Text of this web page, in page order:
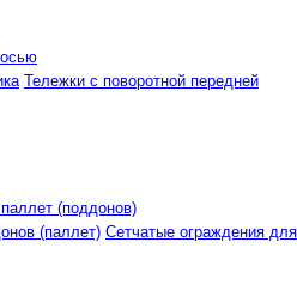
Тележки с поворотной передней
(поддонов)
(паллет) Сетчатые ограждения для